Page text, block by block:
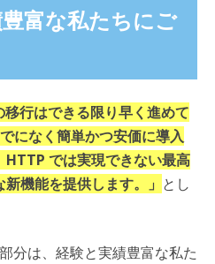
富な私たちにご
移行はできる限り早く進めて
になく簡単かつ安価に導入
では実現できない最高
機能を提供します。」 とし
分は、経験と実績豊富な私た